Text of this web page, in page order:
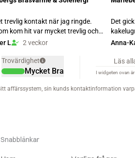
Snabblänkar